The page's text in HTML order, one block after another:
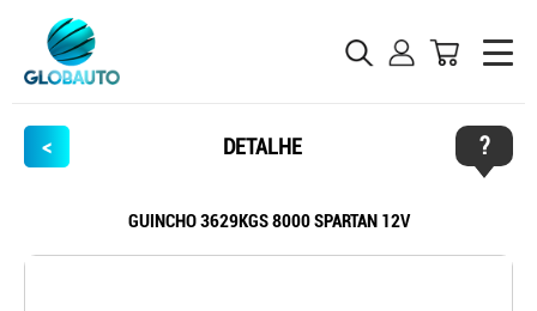
< DETALHE ?
GUINCHO 3629KGS 8000 SPARTAN 12V